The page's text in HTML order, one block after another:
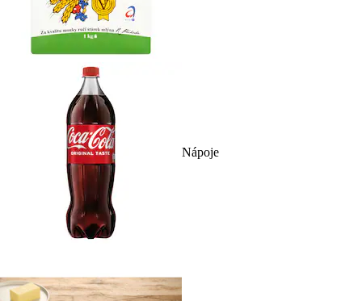
Nápoje